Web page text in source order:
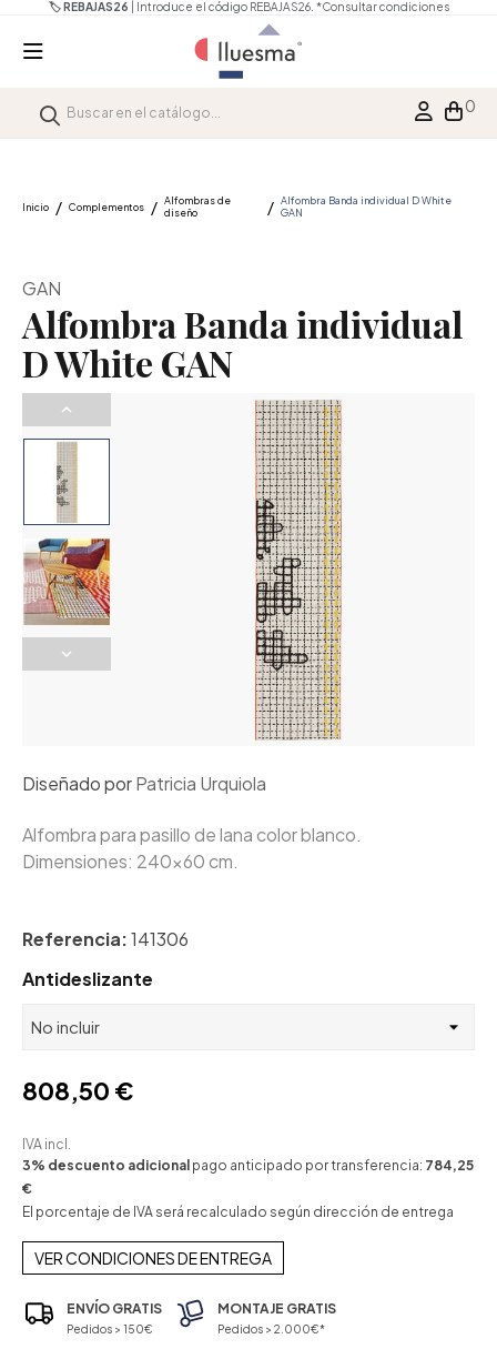
🏷️ REBAJAS26 | Introduce el código REBAJAS26. *Consultar condiciones
0
Inicio Complementos
Alfombras de
diseño
Alfombra Banda individual D White
GAN
GAN
Alfombra Banda individual
D White GAN
Diseñado porPatricia Urquiola
Alfombra para pasillo de lana color blanco.
Dimensiones: 240x60 cm.
Referencia:141306
Antideslizante
808,50 €
IVA incl.
3% descuento adicional pago anticipado por transferencia: 784,25
€
El porcentaje de IVA será recalculado según dirección de entrega
VER CONDICIONES DE ENTREGA
ENVÍO GRATIS
Pedidos > 150€
MONTAJE GRATIS
Pedidos > 2.000€*